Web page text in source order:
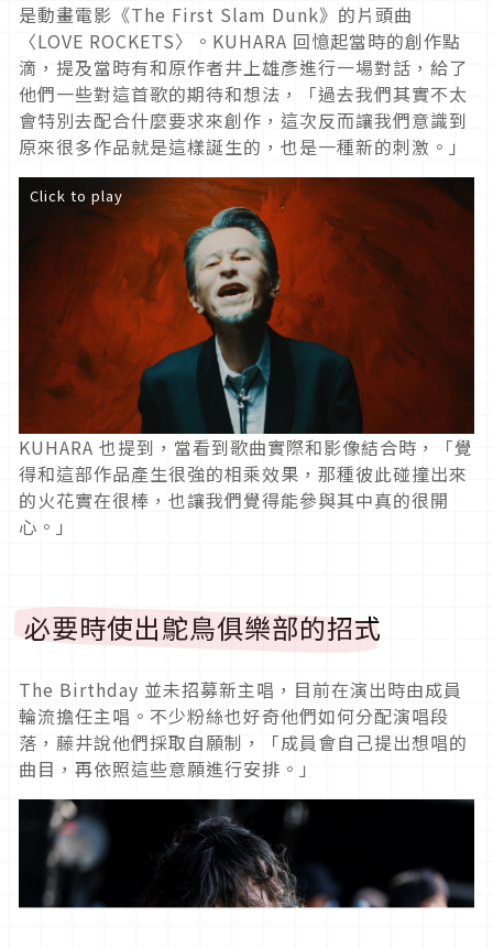
是動畫電影《The First Slam Dunk》的片頭曲
〈LOVE ROCKETS〉。KUHARA 回憶起當時的創作點
滴，提及當時有和原作者井上雄彥進行一場對話，給了
他們一些對這首歌的期待和想法，「過去我們其實不太
會特別去配合什麼要求來創作，這次反而讓我們意識到
原來很多作品就是這樣誕生的，也是一種新的刺激。」
Click to play
KUHARA 也提到，當看到歌曲實際和影像結合時，「覺
得和這部作品產生很強的相乘效果，那種彼此碰撞出來
的火花實在很棒，也讓我們覺得能參與其中真的很開
心。」
必要時使出鴕鳥俱樂部的招式
The Birthday 並未招募新主唱，目前在演出時由成員
輪流擔任主唱。不少粉絲也好奇他們如何分配演唱段
落，藤井說他們採取自願制，「成員會自己提出想唱的
曲目，再依照這些意願進行安排。」